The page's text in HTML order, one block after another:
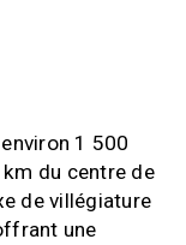
1 500
du centre de
de villégiature
une